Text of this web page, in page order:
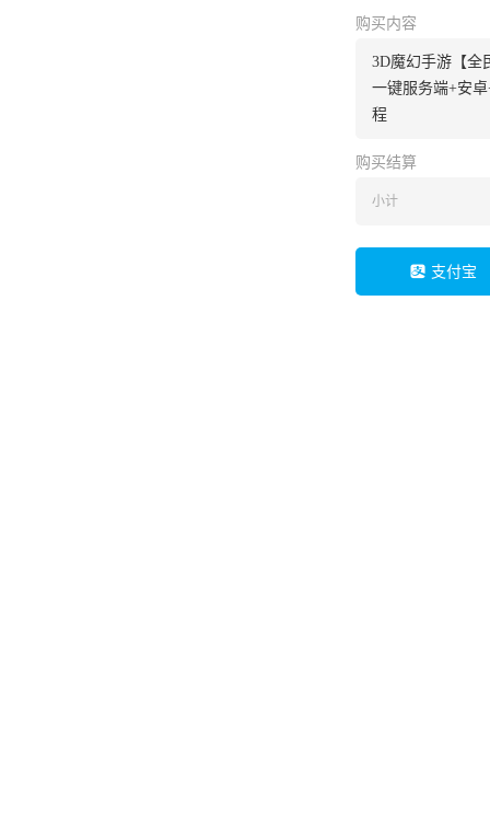
购买内容
3D魔幻手游【全
一键服务端+安
程
购买结算
小计
支付宝